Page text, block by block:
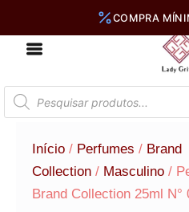
Pesquisar
produtos
Início / Perfumes / Brand
Collection / Masculino /
Brand Collection 25ml N°